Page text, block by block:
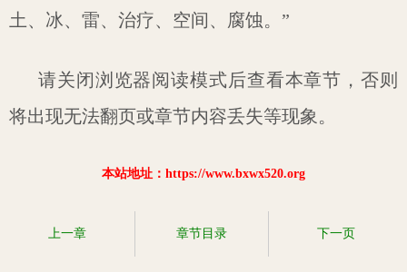
土、冰、雷、治疗、空间、腐蚀。”
请关闭浏览器阅读模式后查看本章节，否则
将出现无法翻页或章节内容丢失等现象。
本站地址：https://www.bxwx520.org
上一章 章节目录 下一页